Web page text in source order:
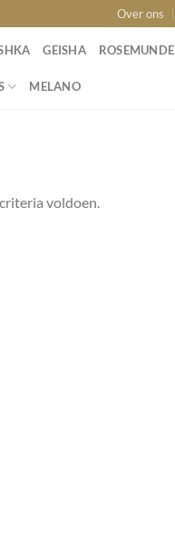
Over ons
GEISHA ROSEMUNDE
MELANO
voldoen.